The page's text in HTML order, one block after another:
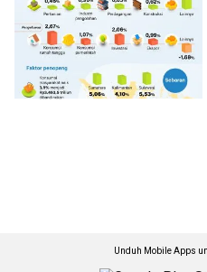
Unduh Mobile Apps